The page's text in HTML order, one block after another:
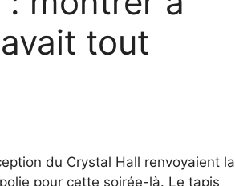
tout
du Crystal Hall renvoyaient la
pour cette soirée-là. Le tapis